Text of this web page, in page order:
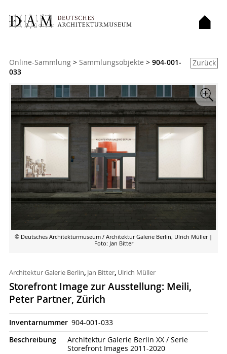
Zurück
Sie sind hier:
Online-Sammlung > Sammlungsobjekte > 904-001-
033
Zoom
© Deutsches Architekturmuseum / Architektur Galerie Berlin, Ulrich Müller |
Foto: Jan Bitter
Architektur Galerie Berlin, Jan Bitter, Ulrich Müller
Storefront Image zur Ausstellung: Meili,
Peter Partner, Zürich
Inventarnummer 904-001-033
Beschrei­bung
Architektur Galerie Berlin XX / Serie
Storefront Images 2011-2020